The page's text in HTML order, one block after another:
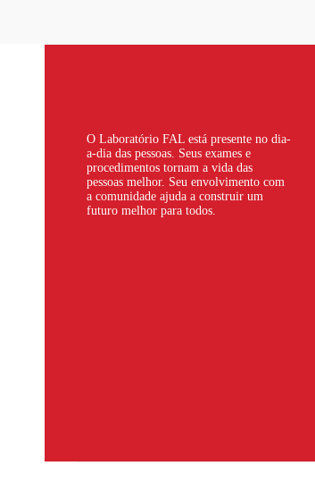
O Laboratório FAL está presente no dia-
a-dia das pessoas. Seus exames e
procedimentos tornam a vida das
pessoas melhor. Seu envolvimento com
a comunidade ajuda a construir um
futuro melhor para todos.